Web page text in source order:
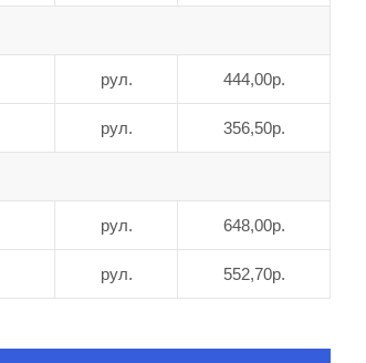
рул. 444,00р.
рул. 356,50р.
рул. 648,00р.
рул. 552,70р.